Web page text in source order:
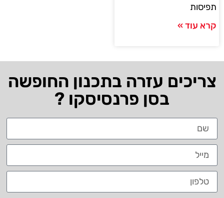
תפיסות
קרא עוד »
צריכים עזרה בתכנון החופשה
בסן פרנסיסקו ?